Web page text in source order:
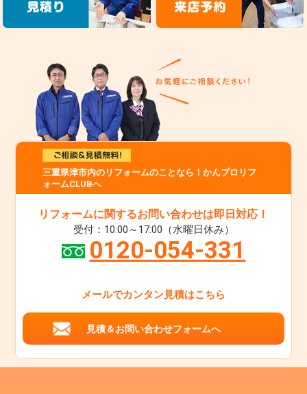
三重県津市内のリフォームのことなら！かんプロリフ
ォームCLUBへ
リフォームに関するお問い合わせは即日対応！
受付：10:00～17:00（水曜日休み）
0120-054-331
メールでカンタン見積はこちら
見積＆お問い合わせフォームへ